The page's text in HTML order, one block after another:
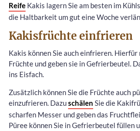
Reife Kakis lagern Sie am besten im
die Haltbarkeit um gut eine Woche
Kakisfrüchte einfrieren
Kakis können Sie auch einfrieren. Hierfür
Früchte und geben sie in Gefrierbeutel.
ins Eisfach.
Zusätzlich können Sie die Früchte auch
einzufrieren. Dazuschälen Sie die
scharfen Messer und geben das
Püree können Sie in Gefrierbeutel füllen